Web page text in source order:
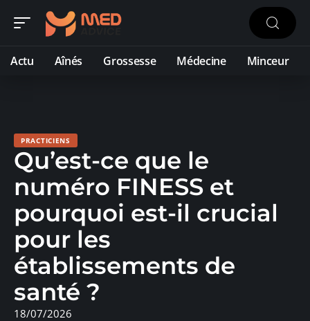
Actu Aînés Grossesse Médecine Minceur
PRACTICIENS
Qu’est-ce que le
numéro FINESS et
pourquoi est-il crucial
pour les
établissements de
santé ?
18/07/2026